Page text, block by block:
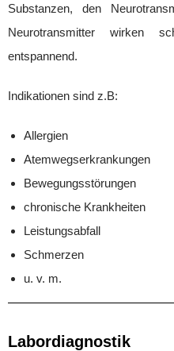
Substanzen, den
Neurotransmitter wirken
entspannend.
Indikationen sind z.B:
Allergien
Atemwegserkrankungen
Bewegungsstörungen
chronische Krankheiten
Leistungsabfall
Schmerzen
u. v. m.
Labordiagnostik